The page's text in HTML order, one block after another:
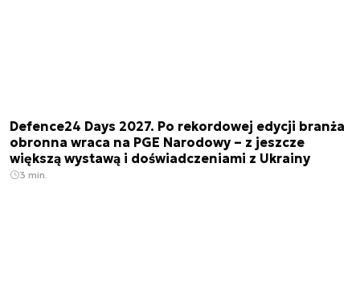
Defence24 Days 2027. Po rekordowej edycji branża
obronna wraca na PGE Narodowy – z jeszcze
większą wystawą i doświadczeniami z Ukrainy
3 min.